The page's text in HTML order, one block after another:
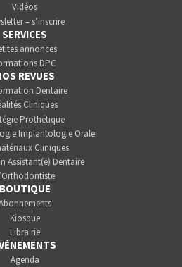
Vidéos
– s’inscrire
SERVICES
annonces
DPC
REVUES
Dentaire
Cliniques
Prothétique
Implantologie Orale
Cliniques
Assistant(e) Dentaire
BOUTIQUE
Kiosque
Librairie
Agenda